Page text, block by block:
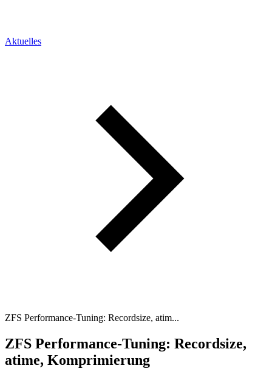
Aktuelles
ZFS Performance-Tuning: Recordsize, atim...
ZFS Performance-Tuning: Recordsize,
atime, Komprimierung